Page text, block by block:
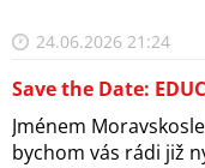
24.06.2026 21:24
Save the Date:
Jménem
bychom vás rádi již